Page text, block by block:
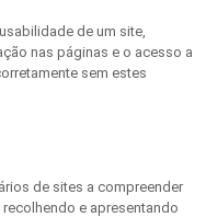
de um site,
nas páginas e o acesso a
sem estes
de sites a compreender
e apresentando